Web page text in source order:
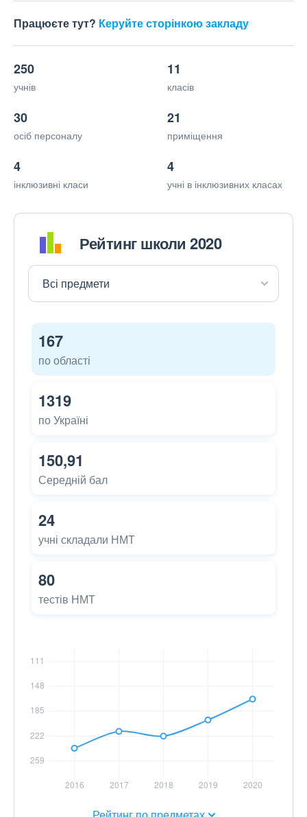
Працюєте тут? Керуйте сторінкою закладу
250
учнів
11
класів
30
осіб персоналу
21
приміщення
4
інклюзивні класи
4
учні в інклюзивних класах
Рейтинг школи 2020
167
по області
1319
по Україні
150,91
Середній бал
24
учні складали НМТ
80
тестів НМТ